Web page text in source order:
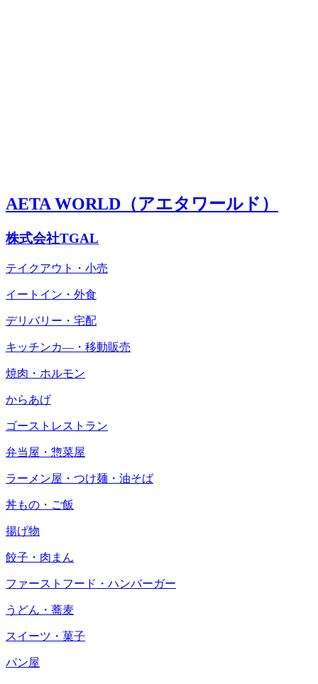
AETA WORLD（アエタワールド）
株式会社TGAL
テイクアウト・小売
イートイン・外食
デリバリー・宅配
キッチンカ―・移動販売
焼肉・ホルモン
からあげ
ゴーストレストラン
弁当屋・惣菜屋
ラーメン屋・つけ麺・油そば
丼もの・ご飯
揚げ物
餃子・肉まん
ファーストフード・ハンバーガー
うどん・蕎麦
スイーツ・菓子
パン屋